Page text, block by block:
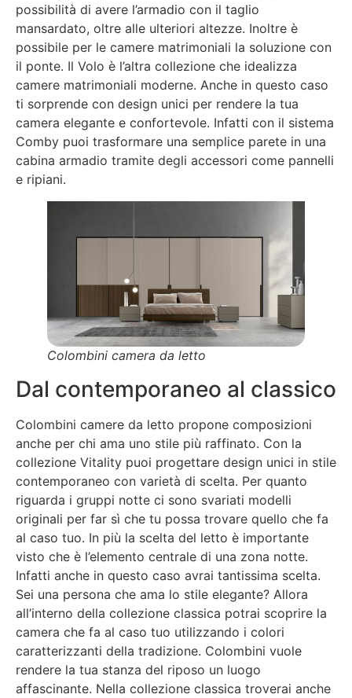
possibilità di avere l’armadio con il taglio
mansardato, oltre alle ulteriori altezze. Inoltre è
possibile per le camere matrimoniali la soluzione con
il ponte. Il Volo è l’altra collezione che idealizza
camere matrimoniali moderne. Anche in questo caso
ti sorprende con design unici per rendere la tua
camera elegante e confortevole. Infatti con il sistema
Comby puoi trasformare una semplice parete in una
cabina armadio tramite degli accessori come pannelli
e ripiani.
Colombini camera da letto
Dal contemporaneo al classico
Colombini camere da letto propone composizioni
anche per chi ama uno stile più raffinato. Con la
collezione Vitality puoi progettare design unici in stile
contemporaneo con varietà di scelta. Per quanto
riguarda i gruppi notte ci sono svariati modelli
originali per far sì che tu possa trovare quello che fa
al caso tuo. In più la scelta del letto è importante
visto che è l’elemento centrale di una zona notte.
Infatti anche in questo caso avrai tantissima scelta.
Sei una persona che ama lo stile elegante? Allora
all’interno della collezione classica potrai scoprire la
camera che fa al caso tuo utilizzando i colori
caratterizzanti della tradizione. Colombini vuole
rendere la tua stanza del riposo un luogo
affascinante. Nella collezione classica troverai anche